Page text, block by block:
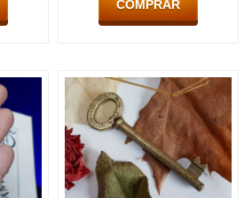
COMPRAR